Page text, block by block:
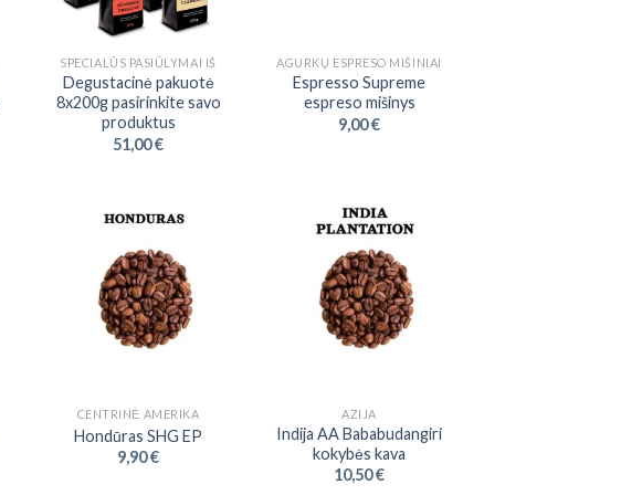
SPECIALŪS PASIŪLYMAI IŠ
Degustacinė pakuotė
8x200g pasirinkite savo
produktus
51,00€
AGURKŲ ESPRESO MIŠINIAI
Espresso Supreme
espreso mišinys
9,00€
CENTRINĖ AMERIKA
Hondūras SHG EP
9,90€
AZIJA
Indija AA Bababudangiri
kokybės kava
10,50€